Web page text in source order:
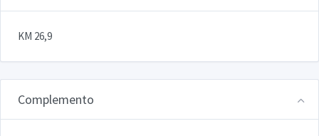
KM 26,9
Complemento